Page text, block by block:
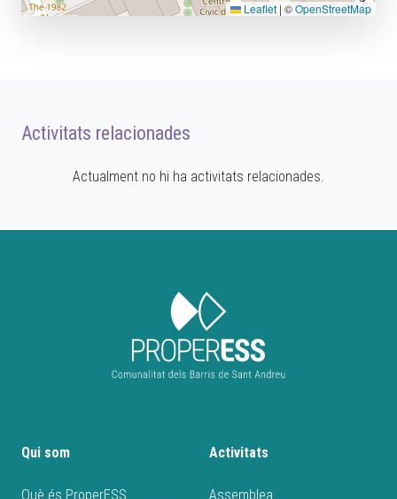
Leaflet | ©OpenStreetMap
Activitats relacionades
Actualment no hi ha activitats relacionades.
Qui som
Què és ProperESS
Activitats
Assemblea